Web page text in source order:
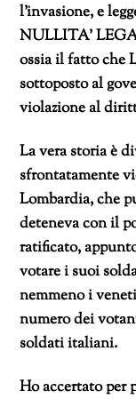
l’invasione, e
NULLITA’
ossia il fatto che
sottoposto al
violazione al
La vera storia è
sfrontatamente
Lombardia, che
deteneva con il
ratificato,
votare i suoi
nemmeno i
numero dei
soldati italiani.
Ho accertato